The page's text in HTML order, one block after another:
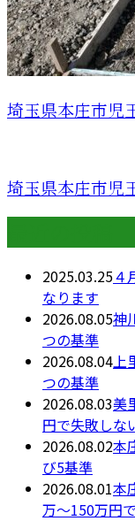
埼玉県本庄市
埼玉県本庄市
2025.03.25４
なります
2026.08.05神
つの基準
2026.08.04上
つの基準
2026.08.03美
円で失敗しな
2026.08.02本
び5基準
2026.08.01本
万〜150万円